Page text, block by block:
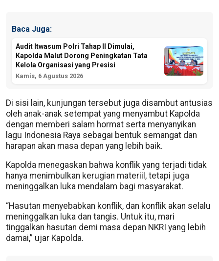
Baca Juga:
Audit Itwasum Polri Tahap II Dimulai,
Kapolda Malut Dorong Peningkatan Tata
Kelola Organisasi yang Presisi
Kamis, 6 Agustus 2026
Di sisi lain, kunjungan tersebut juga disambut antusias
oleh anak-anak setempat yang menyambut Kapolda
dengan memberi salam hormat serta menyanyikan
lagu Indonesia Raya sebagai bentuk semangat dan
harapan akan masa depan yang lebih baik.
Kapolda menegaskan bahwa konflik yang terjadi tidak
hanya menimbulkan kerugian materiil, tetapi juga
meninggalkan luka mendalam bagi masyarakat.
“Hasutan menyebabkan konflik, dan konflik akan selalu
meninggalkan luka dan tangis. Untuk itu, mari
tinggalkan hasutan demi masa depan NKRI yang lebih
damai,” ujar Kapolda.